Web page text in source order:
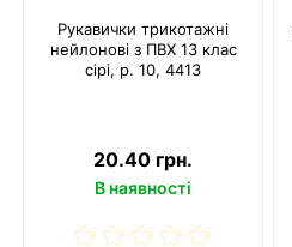
Рукавички трикотажні
нейлонові з ПВХ 13 клас
сірі, р. 10, 4413
20.40 грн.
В наявності